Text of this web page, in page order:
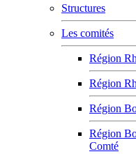
Structures
Les comités
Région
Région
Région
Région
Comté